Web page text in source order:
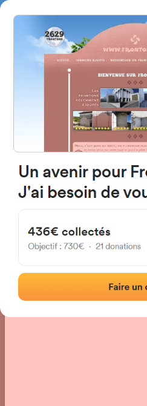
BUSCAR UN
AÑADIR UN
4784
frontones
40300
123-216 Route de
Fotos